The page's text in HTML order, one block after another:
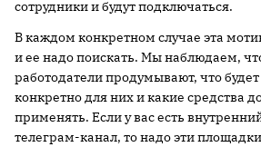
сотрудники и будут подключаться.
В каждом конкретном случае эта
и ее надо поискать. Мы наблюдаем,
работодатели продумывают, что
конкретно для них и какие средства
применять. Если у вас есть
телеграм-канал, то надо эти